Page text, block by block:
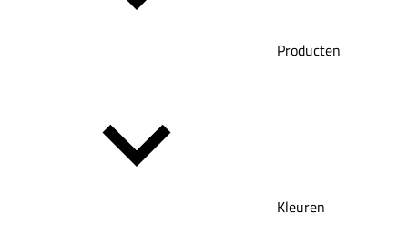
Producten
Kleuren